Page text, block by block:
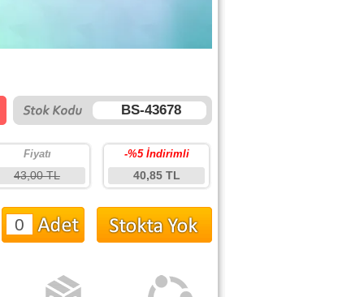
BS-43678
-%5 İndirimli
40,85 TL
Fiyatı
43,00 TL